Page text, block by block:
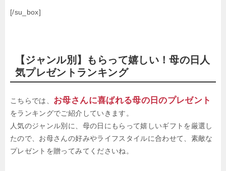
[/su_box]
【ジャンル別】もらって嬉しい！母の日人
気プレゼントランキング
こちらでは、 お母さんに喜ばれる母の日のプレゼント
をランキングでご紹介していきます。
人気のジャンル別に、母の日にもらって嬉しいギフトを厳選し
たので、お母さんの好みやライフスタイルに合わせて、素敵な
プレゼントを贈ってみてくださいね。